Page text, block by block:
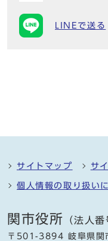
LINEで送る
サイトマップ サ
個人情報の取り扱い
関市役所 （法人
〒501-3894 岐阜県関